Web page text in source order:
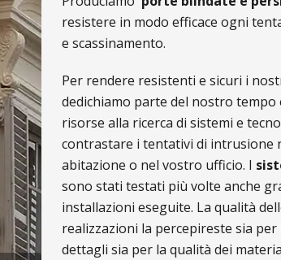
resistere in modo efficace ogni
e scassinamento.
Per rendere resistenti e sicuri i
dedichiamo parte del nostro tempo
risorse alla ricerca di sistemi e
contrastare i tentativi di intrusione
abitazione o nel vostro ufficio. I
sono stati testati più volte anche
installazioni eseguite. La qualità
realizzazioni la percepireste sia per
dettagli sia per la qualità dei